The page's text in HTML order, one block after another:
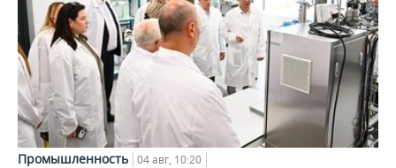
Промышленность 04 авг, 10:20